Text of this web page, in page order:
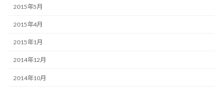
2015年5月
2015年4月
2015年1月
2014年12月
2014年10月